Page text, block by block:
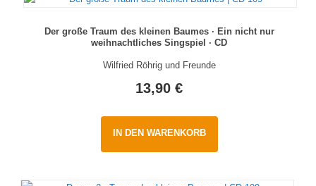
Der große Traum des kleinen Baumes · Ein nicht nur
weihnachtliches Singspiel · CD
Wilfried Röhrig und Freunde
13,90€
IN DEN WARENKORB